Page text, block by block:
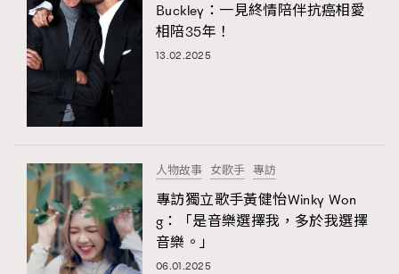
FashionWeek 191
FigaroAesthetic
FigaroBeautyRitual
FigaroCeleb 547
FigaroCinéma 281
FigaroDigitalCover 17
FigaroExhibition 12
FigaroExpert
#FigaroExhibition Wyman 揭曉 Figaro Exhibition
第二站！
Buckley：一見終情陪伴抗癌相愛
相陪35年！
13.02.2025
人物故事 女歌手 專訪
專訪獨立歌手黃健怡Winky Won
g：「是音樂選擇我，多於我選擇
音樂。」
06.01.2025